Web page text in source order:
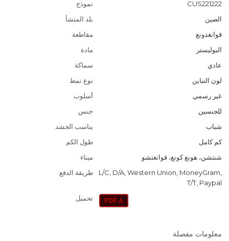
نموذج
CUS221222
بلد المنشأ
الصين
مقاطعة
قوانغدونغ
مادة
البوليستر
سماكة
عادي
نوع نمط
لون التباين
أسلوب
غير رسمي
جنس
للجنسين
يناسب الحشد
شباب
طول الكم
كم كامل
ميناء
شنتشن، هونغ كونغ، قوانغتشو
طريقة الدفع
L/C, D/A, Western Union, MoneyGram,
T/T, Paypal
تحميل
معلومات مفصلة